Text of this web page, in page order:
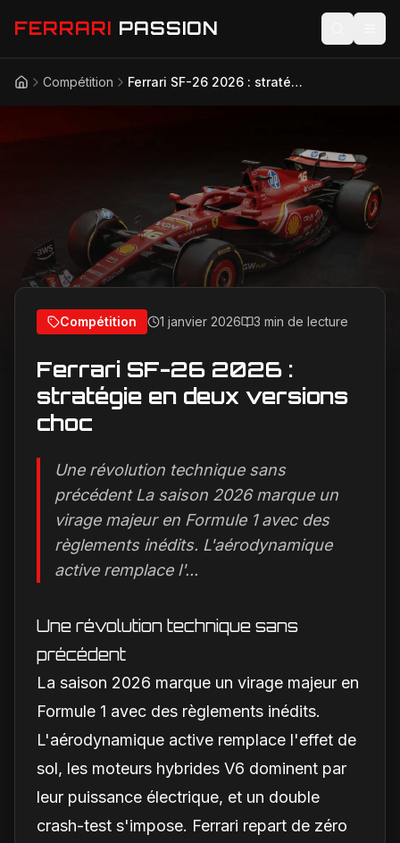
FERRARI PASSION
Actualités
Technologie
Lifestyle
AccueilCompétition Ferrari SF-26 2026 : stratégie en deux versions choc
Compétition 1 janvier 2026 3 min de lecture
Ferrari SF-26 2026 :
stratégie en deux versions
choc
Une révolution technique sans
précédent La saison 2026 marque un
virage majeur en Formule 1 avec des
règlements inédits. L'aérodynamique
active remplace l'...
Une révolution technique sans
précédent
La saison 2026 marque un virage majeur en
Formule 1 avec des règlements inédits.
L'aérodynamique active remplace l'effet de
sol, les moteurs hybrides V6 dominent par
leur puissance électrique, et un double
crash-test s'impose. Ferrari repart de zéro